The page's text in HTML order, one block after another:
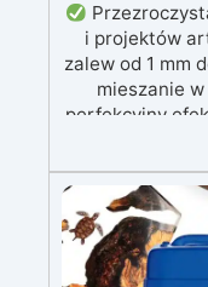
i projektów
zalew od 1 mm
mieszanie
perfekcyjny
lepkość:
kompatybilna
metalem i
utwardzeniu:
skóry, wolna
Free)